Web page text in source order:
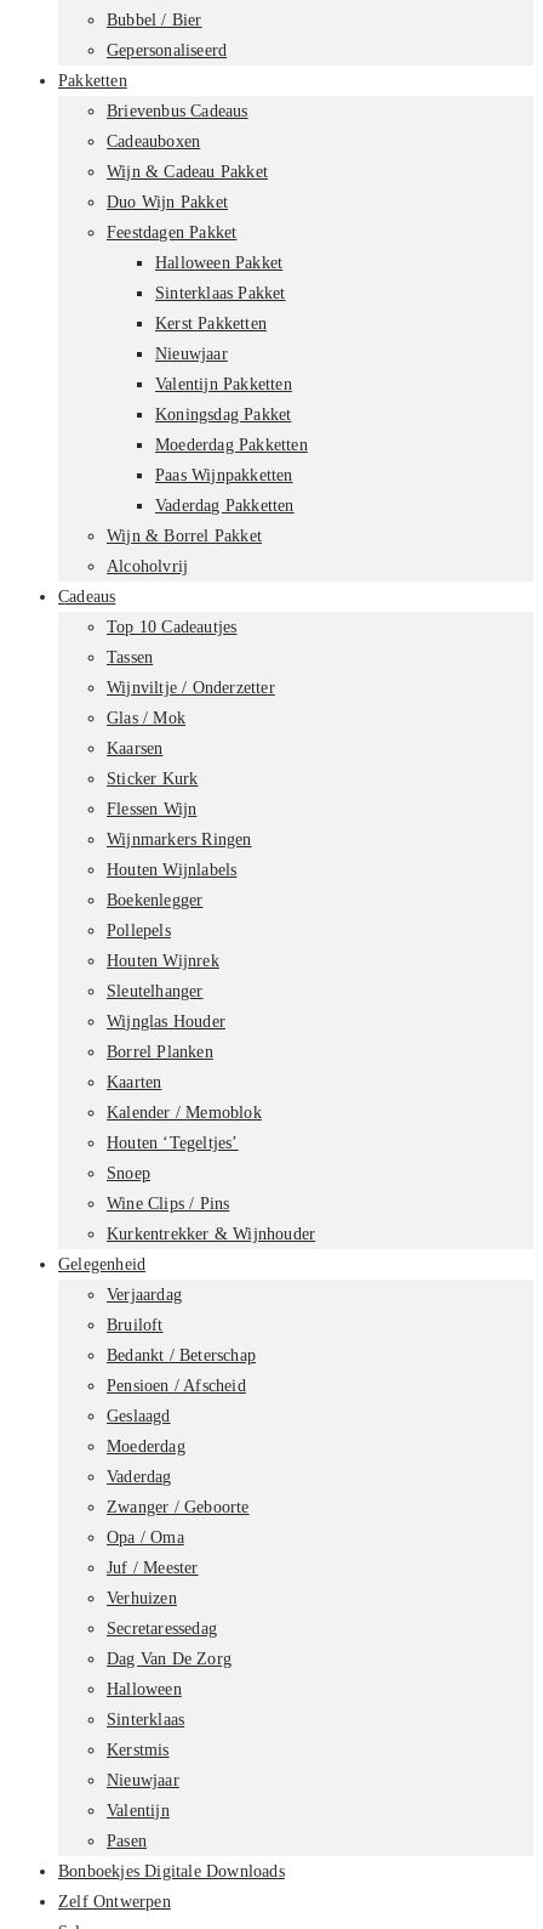
Bubbel / Bier
Gepersonaliseerd
Pakketten
Brievenbus Cadeaus
Cadeauboxen
Wijn & Cadeau Pakket
Duo Wijn Pakket
Feestdagen Pakket
Halloween Pakket
Sinterklaas Pakket
Kerst Pakketten
Nieuwjaar
Valentijn Pakketten
Koningsdag Pakket
Moederdag Pakketten
Paas Wijnpakketten
Vaderdag Pakketten
Wijn & Borrel Pakket
Alcoholvrij
Cadeaus
Top 10 Cadeautjes
Tassen
Wijnviltje / Onderzetter
Glas / Mok
Kaarsen
Sticker Kurk
Flessen Wijn
Wijnmarkers Ringen
Houten Wijnlabels
Boekenlegger
Pollepels
Houten Wijnrek
Sleutelhanger
Wijnglas Houder
Borrel Planken
Kaarten
Kalender / Memoblok
Houten ‘Tegeltjes’
Snoep
Wine Clips / Pins
Kurkentrekker & Wijnhouder
Gelegenheid
Verjaardag
Bruiloft
Bedankt / Beterschap
Pensioen / Afscheid
Geslaagd
Moederdag
Vaderdag
Zwanger / Geboorte
Opa / Oma
Juf / Meester
Verhuizen
Secretaressedag
Dag Van De Zorg
Halloween
Sinterklaas
Kerstmis
Nieuwjaar
Valentijn
Pasen
Bonboekjes Digitale Downloads
Zelf Ontwerpen